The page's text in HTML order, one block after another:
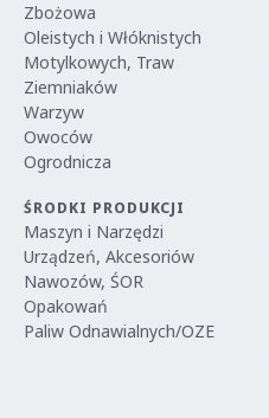
Zbożowa
Oleistych i Włóknistych
Motylkowych, Traw
Ziemniaków
Warzyw
Owoców
Ogrodnicza
ŚRODKI PRODUKCJI
Maszyn i Narzędzi
Urządzeń, Akcesoriów
Nawozów, ŚOR
Opakowań
Paliw Odnawialnych/OZE